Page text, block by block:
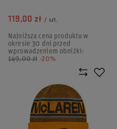
119,00 zł / szt.
Najniższa cena produktu w
okresie 30 dni przed
wprowadzeniem obniżki:
149,00 zł -20%